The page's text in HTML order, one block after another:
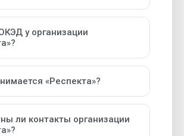
у организации
«Респекта»?
ли контакты организации